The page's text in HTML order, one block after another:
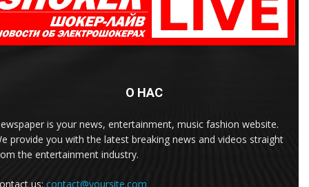
О НАС
is your news, entertainment, music fashion website.
provide you with the latest breaking news and videos straight
the entertainment industry.
us: contact@yoursite.com